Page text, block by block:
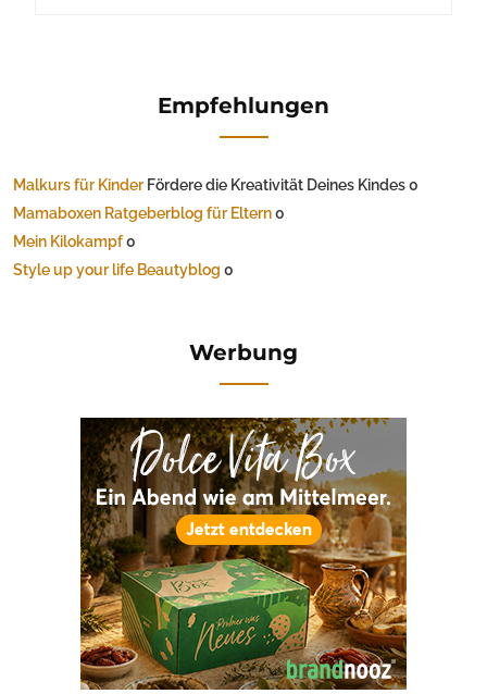
Empfehlungen
Malkurs für Kinder Fördere die Kreativität Deines Kindes 0
Mamaboxen Ratgeberblog für Eltern0
Mein Kilokampf0
Style up your life Beautyblog 0
Werbung